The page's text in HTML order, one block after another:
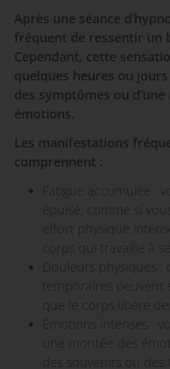
Après une séance
fréquent de ressentir un
Cependant, cette
quelques heures ou
des symptômes ou
émotions.
Les manifestations
comprennent :
Fatigue accumulée :
épuisé, comme si
effort physique
corps qui travaille à
Douleurs physiques :
temporaires peuvent
que le corps libère
Émotions intenses :
une montée des
des souvenirs ou des